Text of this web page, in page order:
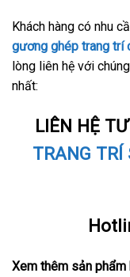
Khách hàng có nhu
gương ghép trang trí
lòng liên hệ với
nhất:
LIÊN HỆ
TRANG TRÍ
Xem thêm sản